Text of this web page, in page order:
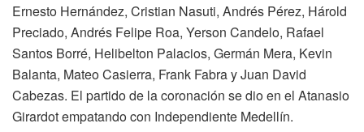
Ernesto Hernández, Cristian Nasuti, Andrés Pérez, Hárold
Preciado, Andrés Felipe Roa, Yerson Candelo, Rafael
Santos Borré, Helibelton Palacios, Germán Mera, Kevin
Balanta, Mateo Casierra, Frank Fabra y Juan David
Cabezas. El partido de la coronación se dio en el Atanasio
Girardot empatando con Independiente Medellín.